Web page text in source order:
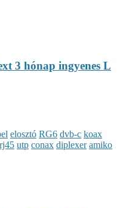
3 hónap ingyenes L
elosztó RG6 dvb-c koax
rj45 utp conax diplexer amiko